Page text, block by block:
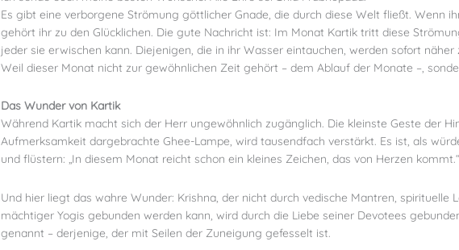
Es gibt eine verborgene Strömung göttlicher Gnade, die durch diese Welt fließt. Wenn
gehört ihr zu den Glücklichen. Die gute Nachricht ist: Im Monat Kartik tritt diese
jeder sie erwischen kann. Diejenigen, die in ihr Wasser eintauchen, werden sofort
Weil dieser Monat nicht zur gewöhnlichen Zeit gehört – dem Ablauf der Monate –,
Das Wunder von Kartik
Während Kartik macht sich der Herr ungewöhnlich zugänglich. Die kleinste Geste der
Aufmerksamkeit dargebrachte Ghee-Lampe, wird tausendfach verstärkt. Es ist, als
und flüstern: „In diesem Monat reicht schon ein kleines Zeichen, das von Herzen kommt.“
Und hier liegt das wahre Wunder: Krishna, der nicht durch vedische Mantren, spirituelle
mächtiger Yogis gebunden werden kann, wird durch die Liebe seiner Devotees
genannt – derjenige, der mit Seilen der Zuneigung gefesselt ist.